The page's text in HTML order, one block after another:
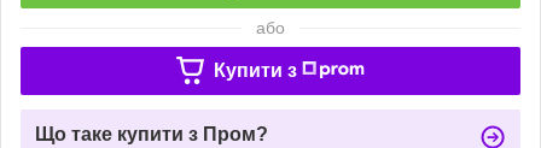
або
Купити з
Що таке купити з Пром?